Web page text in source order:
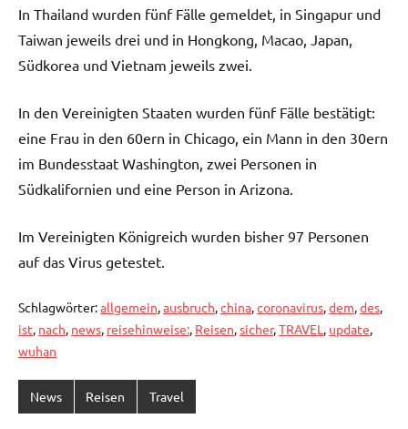
In Thailand wurden fünf Fälle gemeldet, in Singapur und
Taiwan jeweils drei und in Hongkong, Macao, Japan,
Südkorea und Vietnam jeweils zwei.
In den Vereinigten Staaten wurden fünf Fälle bestätigt:
eine Frau in den 60ern in Chicago, ein Mann in den 30ern
im Bundesstaat Washington, zwei Personen in
Südkalifornien und eine Person in Arizona.
Im Vereinigten Königreich wurden bisher 97 Personen
auf das Virus getestet.
Schlagwörter:allgemein,ausbruch,china,coronavirus,dem,des,
ist, nach, news, reisehinweise:, Reisen,sicher,TRAVEL , update,
wuhan
News Reisen Travel